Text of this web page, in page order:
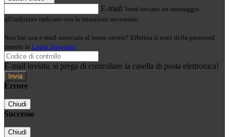
E-mail Verrà inviato un messaggio
all'indirizzo indicato con le istruzioni necessarie.
Non hai una e-mail associata al nome utente? Effettua il reset della password
tramite la Login Spaggiari
E-mail inviata, si prega di controllare la casella di posta elettronica!
Errore
Chiudi
Successo
Chiudi